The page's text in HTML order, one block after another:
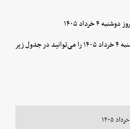
یورو، پوند و سایر ارز‌ها امروز دوشنبه ۴ خرداد ۱۴۰۵ را می‌توانید در جدول زیر